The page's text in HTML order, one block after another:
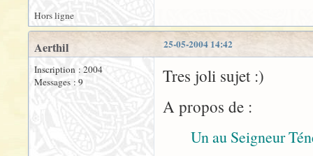
Hors ligne
25-05-2004 14:42
Aerthil
Inscription : 2004
Messages : 9
Tres joli sujet :)
A propos de :
Un au Seigneur